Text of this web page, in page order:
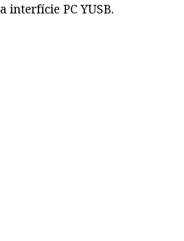
interfície PC YUSB.